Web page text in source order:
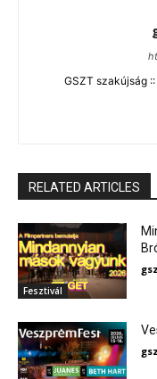
GSZT szakújság
RELATED ARTICLES
Fesztivál